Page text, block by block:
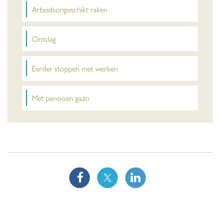
Arbeidsongeschikt raken
Ontslag
Eerder stoppen met werken
Met pensioen gaan